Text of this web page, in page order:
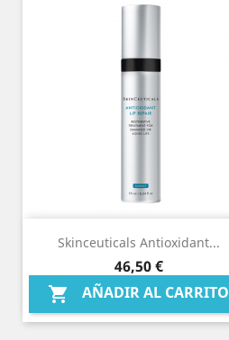
Skinceuticals Antioxidant...
Precio
46,50 €
 AÑADIR AL CARRITO